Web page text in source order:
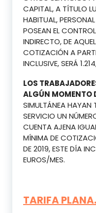
CAPITAL, A TÍTULO
HABITUAL,
POSEAN EL
INDIRECTO, DE
COTIZACIÓN A
INCLUSIVE, SERÁ
LOS
ALGÚN MOMENTO
SIMULTÁNEA
SERVICIO UN
CUENTA AJENA
MÍNIMA DE
DE 2019, ESTE DÍA
EUROS/MES.
TARIFA PLANA.